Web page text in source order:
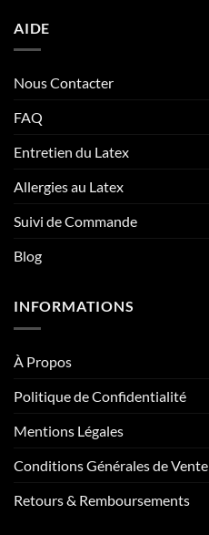
AIDE
Nous Contacter
FAQ
Entretien du Latex
Allergies au Latex
Suivi de Commande
Blog
INFORMATIONS
À Propos
Politique de Confidentialité
Mentions Légales
Conditions Générales de Vente
Retours & Remboursements